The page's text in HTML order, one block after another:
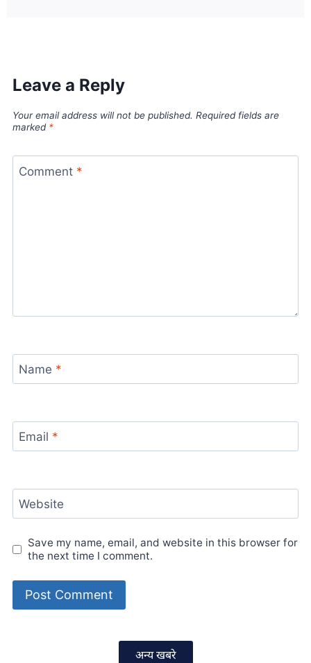
Leave a Reply
Your email address will not be published. Required fields are
marked *
Comment *
Name *
Email *
Website
Save my name, email, and website in this browser for
the next time I comment.
अन्य खबरे